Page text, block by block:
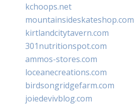
kchoops.net
mountainsideskateshop.com
kirtlandcitytavern.com
301nutritionspot.com
ammos-stores.com
loceanecreations.com
birdsongridgefarm.com
joiedevivblog.com